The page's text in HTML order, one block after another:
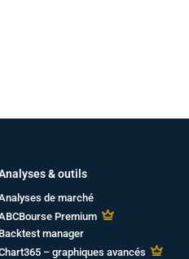
& outils
de marché
Premium
Backtest manager
– graphiques avancés